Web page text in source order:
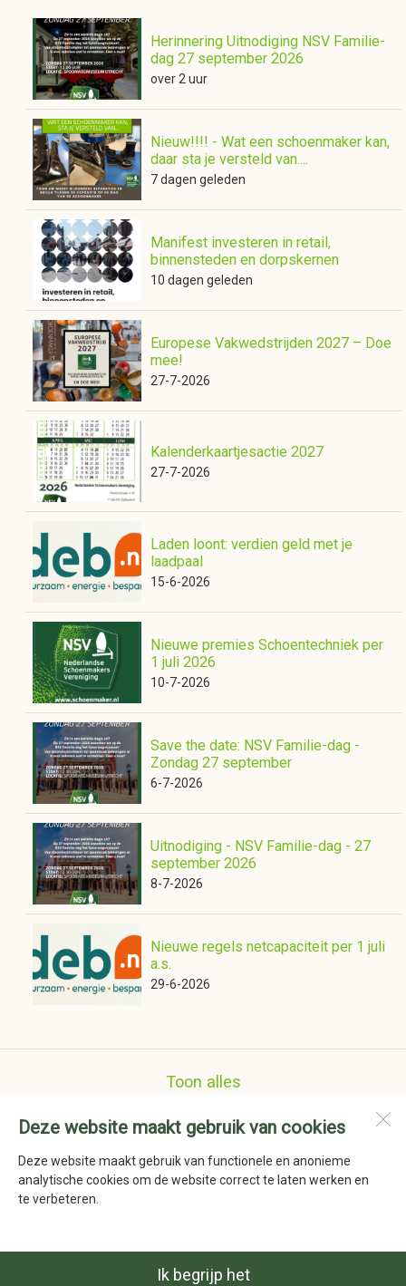
Deze website maakt gebruik van cookies
Deze website maakt gebruik van functionele en anonieme
analytische cookies om de website correct te laten werken en
te verbeteren.
Ik begrijp het
Herinnering Uitnodiging NSV Familie-
dag 27 september 2026
over 2 uur
Nieuw!!!! - Wat een schoenmaker kan,
daar sta je versteld van....
7 dagen geleden
Manifest investeren in retail,
binnensteden en dorpskernen
10 dagen geleden
Europese Vakwedstrijden 2027 – Doe
mee!
27-7-2026
Kalenderkaartjesactie 2027
27-7-2026
Laden loont: verdien geld met je
laadpaal
15-6-2026
Nieuwe premies Schoentechniek per
1 juli 2026
10-7-2026
Save the date: NSV Familie-dag -
Zondag 27 september
6-7-2026
Uitnodiging - NSV Familie-dag - 27
september 2026
8-7-2026
Nieuwe regels netcapaciteit per 1 juli
a.s.
29-6-2026
Toon alles
Havenstraat 41a
1736 KD
Zijdewind
SdH Vormgeving | Ziber DS4